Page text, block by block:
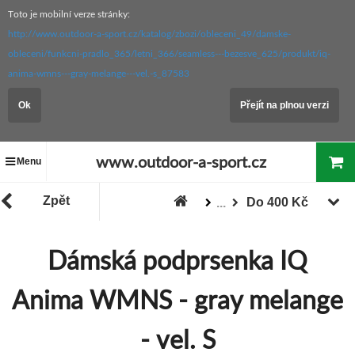
Toto je mobilní verze stránky:
http://www.outdoor-a-sport.cz/katalog/zbozi/obleceni_49/damske-
obleceni/funkcni-pradlo_365/letni_366/seamless---bezesve_625/produkt/iq-
anima-wmns---gray-melange---vel.-s_87583
Ok Přejít na plnou verzi
Menu www.outdoor-a-sport.cz
Zpět ... Do 400 Kč
Dámská podprsenka IQ
Anima WMNS - gray melange
- vel. S